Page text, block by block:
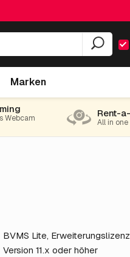
Marken
Webcam
Rent-
All in
BVMS Lite,
Version 11.x oder höher